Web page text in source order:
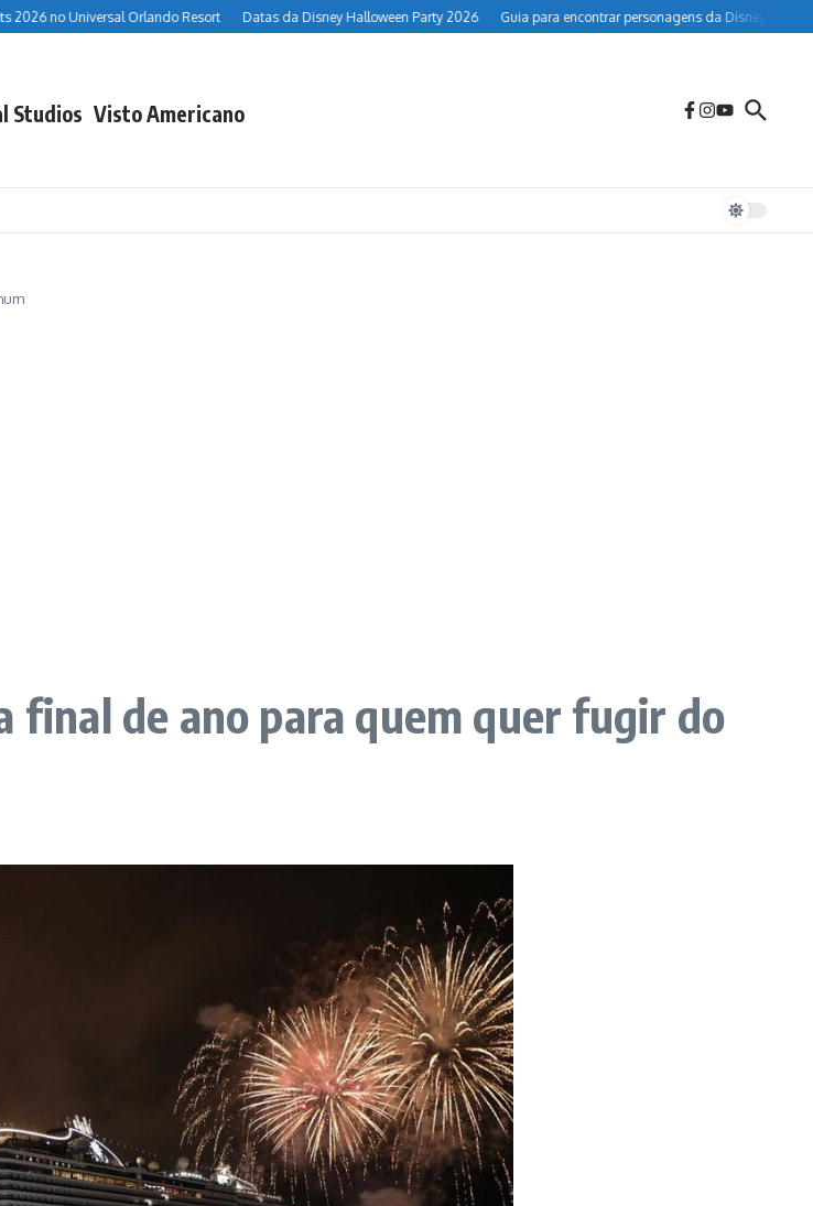
no Universal Orlando Resort Datas da Disney Halloween Party 2026 Guia para encontrar personagens da Disney no Animal
Studios Visto Americano
final de ano para quem quer fugir do